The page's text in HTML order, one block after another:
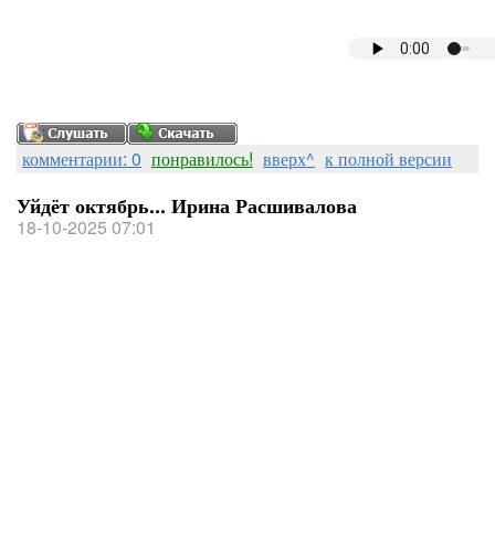
комментарии: 0 понравилось! вверх^ к полной версии
Уйдёт октябрь... Ирина Расшивалова
18-10-2025 07:01